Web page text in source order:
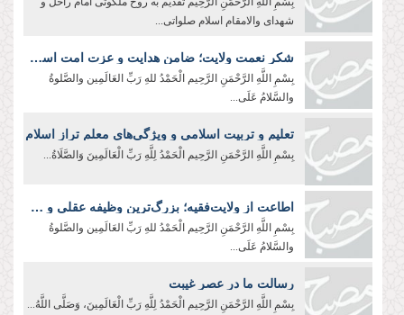
شهدای والامقام اسلام صلواتی...
شکر نعمت ولایت؛ ضامن هدایت و عزت امت اسلامی
بِسْمِ اللَّهِ الرَّحْمَنِ الرَّحِیم الْحَمْدُ للهِ رَبِّ العَالَمِین والصَّلوةُ
والسَّلامُ عَلَی...
تعلیم و تربیت اسلامی و ویژگی‌های معلم تراز اسلام
بِسْمِ اللَّهِ الرَّحْمَنِ الرَّحِیم الْحَمْدُ لِلَّهِ رَبِّ الْعَالَمِينَ وَالصَّلَاةُ...
اطاعت از ولایت‌فقیه؛ بزرگ‌ترین وظیفه عقلی و شرعی
بِسْمِ اللَّهِ الرَّحْمَنِ الرَّحِيم الْحَمْدُ للهِ رَبِّ العَالَمِین والصَّلوةُ
والسَّلامُ عَلَی...
رسالت ما در عصر غیبت
بِسْمِ اللَّهِ الرَّحْمَنِ الرَّحِیم الْحَمْدُ لِلَّهِ رَبِّ الْعَالَمِينَ، وَصَلَّى اللَّهُ...